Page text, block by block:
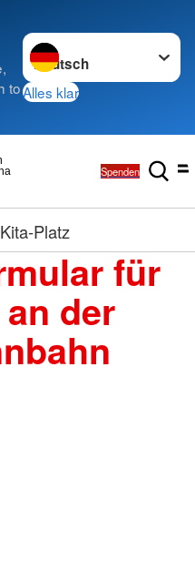
to
Sprache wechseln zu
Alles klar
Spenden
Platz
für
der